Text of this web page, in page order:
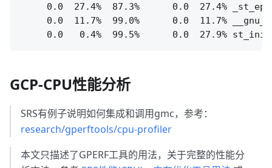
0.0  27.4%  87.3%      0.0  27.4%
0.0  11.7%  99.0%      0.0  11.7%
GCP-CPU性能分析
SRS有例子说明如何集成和调用gmc，参考：
research/gperftools/cpu-profiler
本文只描述了GPERF工具的用法，关于完整的性能分